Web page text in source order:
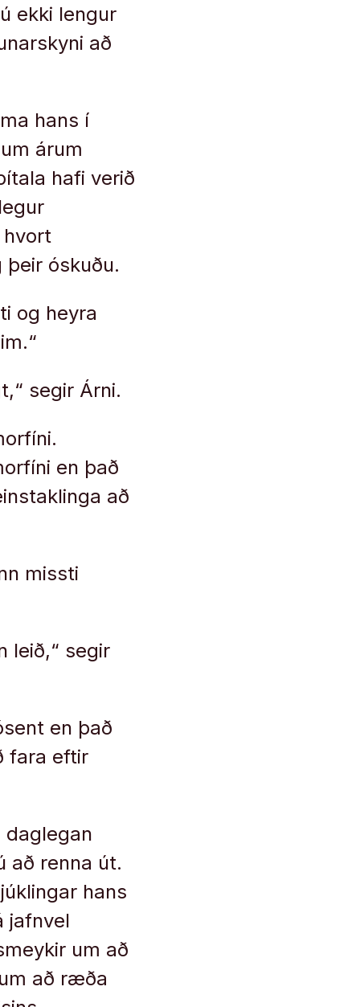
ekki lengur
að
hans í
árum
hafi verið
óskuðu.
og heyra
segir Árni.
en það
að
missti
leið,“ segir
en það
fara eftir
að renna út.
hans
jafnvel
um að
að ræða